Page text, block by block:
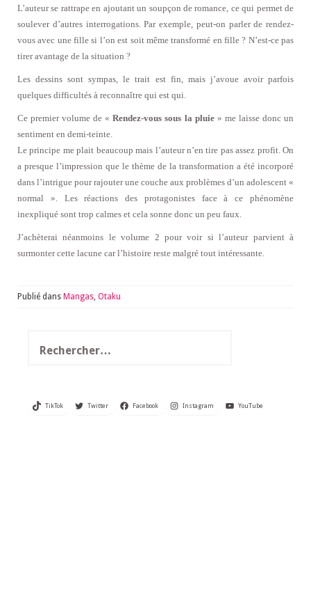
L’auteur se rattrape en ajoutant un soupçon de romance, ce qui permet de
soulever d’autres interrogations. Par exemple, peut-on parler de rendez-
vous avec une fille si l’on est soit même transformé en fille ? N’est-ce pas
tirer avantage de la situation ?
Les dessins sont sympas, le trait est fin, mais j’avoue avoir parfois
quelques difficultés à reconnaître qui est qui.
Ce premier volume de «Rendez-vous sous la pluie» me laisse donc un
sentiment en demi-teinte.
Le principe me plait beaucoup mais l’auteur n’en tire pas assez profit. On
a presque l’impression que le thème de la transformation a été incorporé
dans l’intrigue pour rajouter une couche aux problèmes d’un adolescent «
normal ». Les réactions des protagonistes face à ce phénomène
inexpliqué sont trop calmes et cela sonne donc un peu faux.
J’achèterai néanmoins le volume 2 pour voir si l’auteur parvient à
surmonter cette lacune car l’histoire reste malgré tout intéressante.
Publié dans Mangas, Otaku
TikTok Twitter Facebook Instagram YouTube